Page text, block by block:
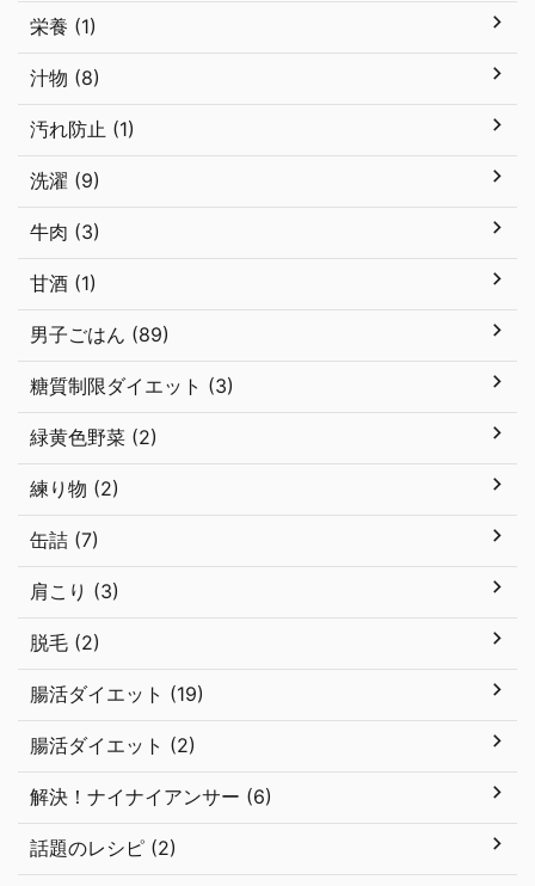
栄養 (1)
汁物 (8)
汚れ防止 (1)
洗濯 (9)
牛肉 (3)
甘酒 (1)
男子ごはん (89)
糖質制限ダイエット (3)
緑黄色野菜 (2)
練り物 (2)
缶詰 (7)
肩こり (3)
脱毛 (2)
腸活ダイエット (19)
腸活ダイエット (2)
解決！ナイナイアンサー (6)
話題のレシピ (2)